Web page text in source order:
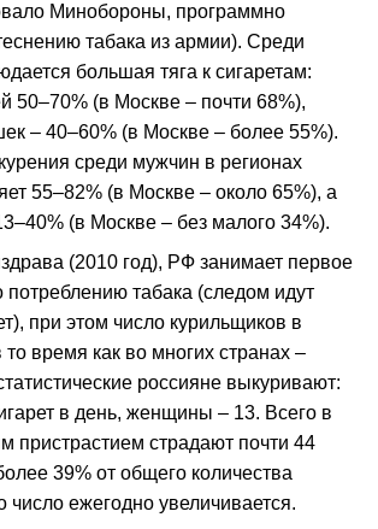
Минобороны, программно
табака из армии). Среди
большая тяга к сигаретам:
50–70% (в Москве – почти 68%),
– 40–60% (в Москве – более 55%).
среди мужчин в регионах
55–82% (в Москве – около 65%), а
(в Москве – без малого 34%).
(2010 год), РФ занимает первое
потреблению табака (следом идут
при этом число курильщиков в
то время как во многих странах –
россияне выкуривают:
в день, женщины – 13. Всего в
пристрастием страдают почти 44
39% от общего количества
число ежегодно увеличивается.